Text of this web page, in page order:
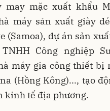
may mặc xuất khẩu
máy sản xuất giày
(Samoa), dự án sản
Công nghiệp
máy gia công thiết bị
(Hồng Kông)..., tạo
kinh tế địa phương.